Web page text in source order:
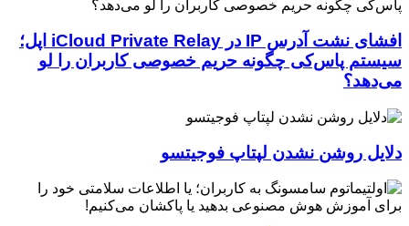
افشای نشت آدرس IP در iCloud Private Relay اپل؛
سیستم پاس‌کی چگونه حریم خصوصی کاربران را لو
می‌دهد؟
دلایل روشن نشدن لپتاپ فوجیتسو